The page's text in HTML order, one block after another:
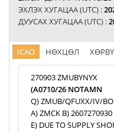
ЭХЛЭХ ХУГАЦАА (UTC) :
ДУУСАХ ХУГАЦАА (UTC) :
ICAO НӨХЦӨЛ
270903 ZMUBYNYX
(A0710/26 NOTAMN
Q) ZMUB/QFUXX/IV/
A) ZMCK B)
E) DUE TO SUPPLY